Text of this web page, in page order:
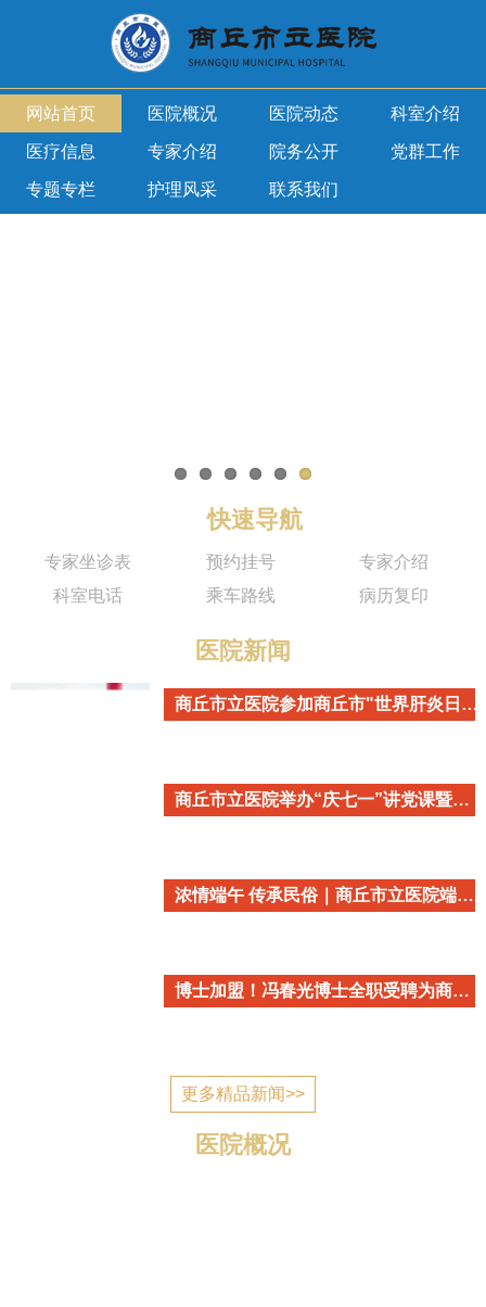
网站首页 医院概况 医院动态 科室介绍
医疗信息 专家介绍 院务公开 党群工作
专题专栏 护理风采 联系我们
快速导航
专家坐诊表 预约挂号
专家介绍
科室电话
乘车路线 病历复印
医院新闻
商丘市立医院参加商丘市"世界肝炎日"主题宣传活动
商丘市立医院举办“庆七一”讲党课暨重温入党誓词活动
浓情端午 传承民俗｜商丘市立医院端午民俗主题活动温情开启
博士加盟！冯春光博士全职受聘为商丘市立医院心血管内科学术带头人
更多精品新闻>>
医院概况